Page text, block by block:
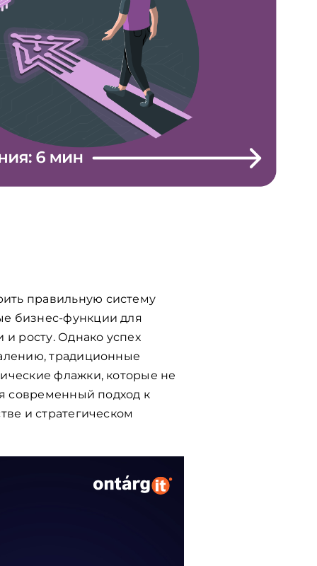
правильную систему
бизнес-функции для
росту. Однако успех
традиционные
флажки, которые не
современный подход к
и стратегическом